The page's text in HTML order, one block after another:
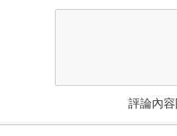
評論內